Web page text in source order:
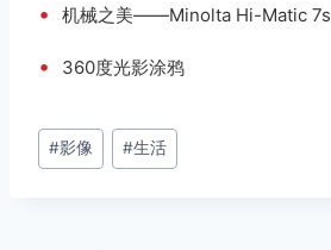
• 机械之美——Minolta Hi-Matic 7s
• 360度光影涂鸦
文
章
#影像 #生活